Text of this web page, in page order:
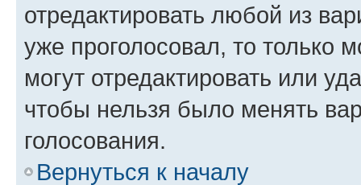
отредактировать любой из
уже проголосовал, то только
могут отредактировать или
чтобы нельзя было менять
голосования.
Вернуться к началу